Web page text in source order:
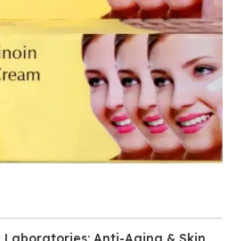
Laboratories: Anti-Aging & Skin